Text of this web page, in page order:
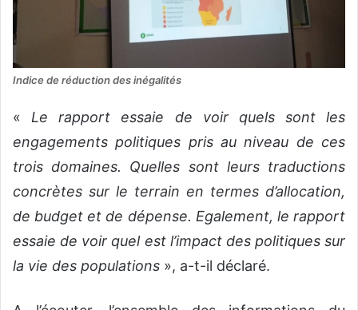
Indice de réduction des inégalités
« Le rapport essaie de voir quels sont les
engagements politiques pris au niveau de ces
trois domaines. Quelles sont leurs traductions
concrètes sur le terrain en termes d’allocation,
de budget et de dépense. Egalement, le rapport
essaie de voir quel est l’impact des politiques sur
la vie des populations », a-t-il déclaré.